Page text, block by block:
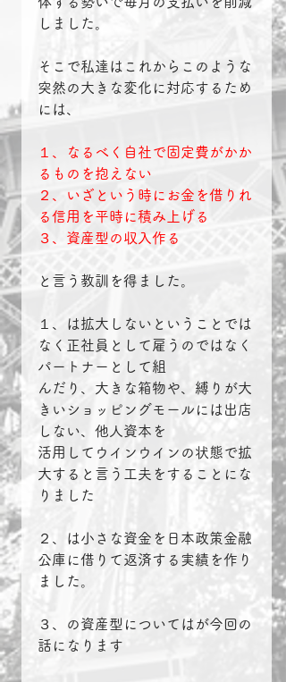
しました。
そこで私達はこれからこのような
突然の大きな変化に対応するため
には、
１、なるべく自社で固定費がかか
るものを抱えない
２、いざという時にお金を借りれ
る信用を平時に積み上げる
３、資産型の収入作る
と言う教訓を得ました。
１、は拡大しないということでは
なく正社員として雇うのではなく
パートナーとして組
んだり、大きな箱物や、縛りが大
きいショッピングモールには出店
しない、他人資本を
活用してウインウインの状態で拡
大すると言う工夫をすることにな
りました
２、は小さな資金を日本政策金融
公庫に借りて返済する実績を作り
ました。
３、の資産型についてはが今回の
話になります